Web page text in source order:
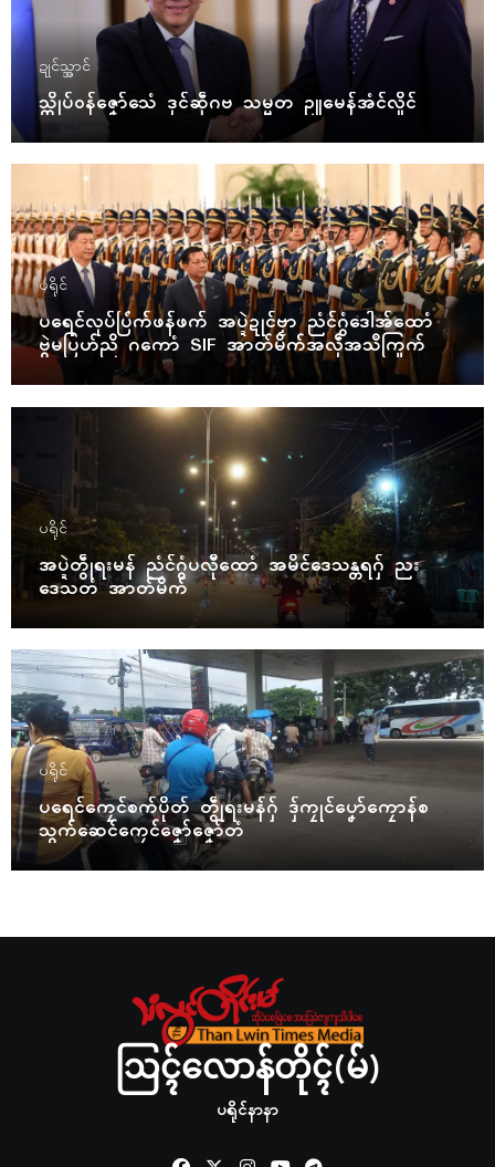
ဍုၚ်သ္အာၚ်
သ္ကိုပ်ဝန်ဇၞော်သေံ ဒုၚ်ဆဵုဂဗ သမ္မတ ဥူမေန်အံၚ်လှိုၚ်
ပရိုၚ်
ပရေၚ်လုပ်ပြံက်ဖန်ဖက် အပ္ဍဲဍုၚ်ဗၟာ ညံၚ်ဂွံဒေါအ်ထောံ
ဗွဲမပြဟ်ညိ ဂကောံ SIF အာတ်မိက်အလဵုအသဳကြုက်
ပရိုၚ်
အပ္ဍဲတွဵုရးမန် ညံၚ်ဂွံပလီုထောံ အမိၚ်ဒေသန္တရဂှ် ညး
ဒေသတံ အာတ်မိက်
ပရိုၚ်
ပရေၚ်ကၠေၚ်စက်ပိုတ် တွဵုရးမန်ဂှ် ဒှ်ကၠုၚ်ပၞော်ကၠောန်စ
သွက်ဆေၚ်ကၠေၚ်ဇၞော်ဇၞော်တံ
ဩၚ်လောန်တိုၚ်(မ်)
ပရိုၚ်နာနာ